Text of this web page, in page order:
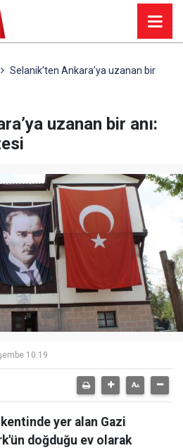
Selanik’ten Ankara’ya uzanan bir
uzanan bir anı:
10:19
yer alan Gazi
doğduğu ev olarak